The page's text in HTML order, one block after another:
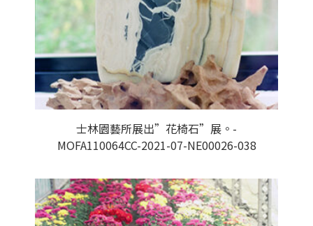
士林園藝所展出”花椅石”展。-
MOFA110064CC-2021-07-NE00026-038